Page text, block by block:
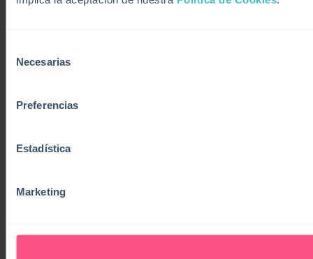
Necesarias
Preferencias
Estadística
Marketing